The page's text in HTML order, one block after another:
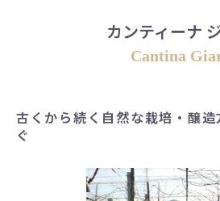
カンティーナ
Cantina
古くから続く自然な栽培・醸
ぐ